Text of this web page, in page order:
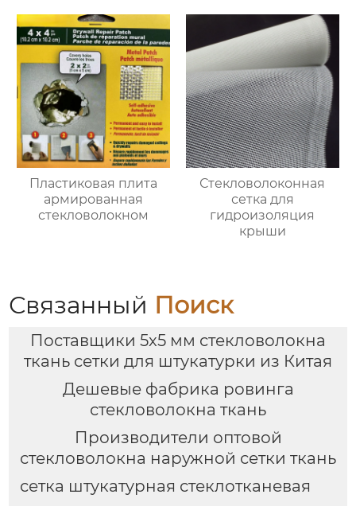
Пластиковая плита
армированная
стекловолокном
Стекловолоконная
сетка для
гидроизоляция
крыши
Связанный Поиск
Поставщики 5x5 мм стекловолокна
ткань сетки для штукатурки из Китая
Дешевые фабрика ровинга
стекловолокна ткань
Производители оптовой
стекловолокна наружной сетки ткань
сетка штукатурная стеклотканевая